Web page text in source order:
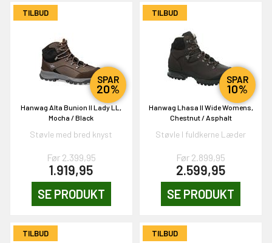
TILBUD
SPAR
20%
Hanwag Alta Bunion II Lady LL,
Mocha / Black
Støvle med bred knyst
Før 2.399,95
1.919,95
SE PRODUKT
TILBUD
SPAR
10%
Hanwag Lhasa II Wide Womens,
Chestnut / Asphalt
Støvle I fuldkerne Læder
Før 2.899,95
2.599,95
SE PRODUKT
TILBUD TILBUD
om måneden
gang